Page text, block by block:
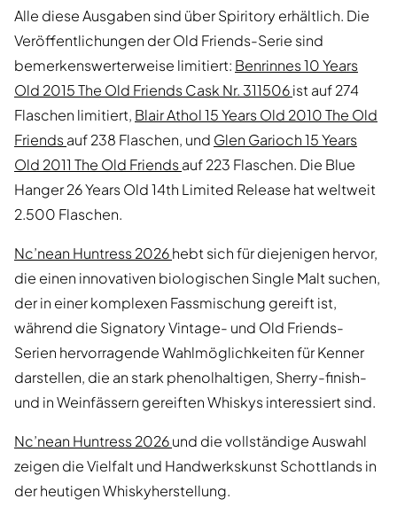
Alle diese Ausgaben sind über Spiritory erhältlich. Die
Veröffentlichungen der Old Friends-Serie sind
bemerkenswerterweise limitiert: Benrinnes 10 Years
Old 2015 The Old Friends Cask Nr. 311506ist auf 274
Flaschen limitiert, Blair Athol 15 Years Old 2010 The Old
Friendsauf 238 Flaschen, und Glen Garioch 15 Years
Old 2011 The Old Friendsauf 223 Flaschen. Die Blue
Hanger 26 Years Old 14th Limited Release hat weltweit
2.500 Flaschen.
Nc’nean Huntress 2026hebt sich für diejenigen hervor,
die einen innovativen biologischen Single Malt suchen,
der in einer komplexen Fassmischung gereift ist,
während die Signatory Vintage- und Old Friends-
Serien hervorragende Wahlmöglichkeiten für Kenner
darstellen, die an stark phenolhaltigen, Sherry-finish-
und in Weinfässern gereiften Whiskys interessiert sind.
Nc’nean Huntress 2026und die vollständige Auswahl
zeigen die Vielfalt und Handwerkskunst Schottlands in
der heutigen Whiskyherstellung.